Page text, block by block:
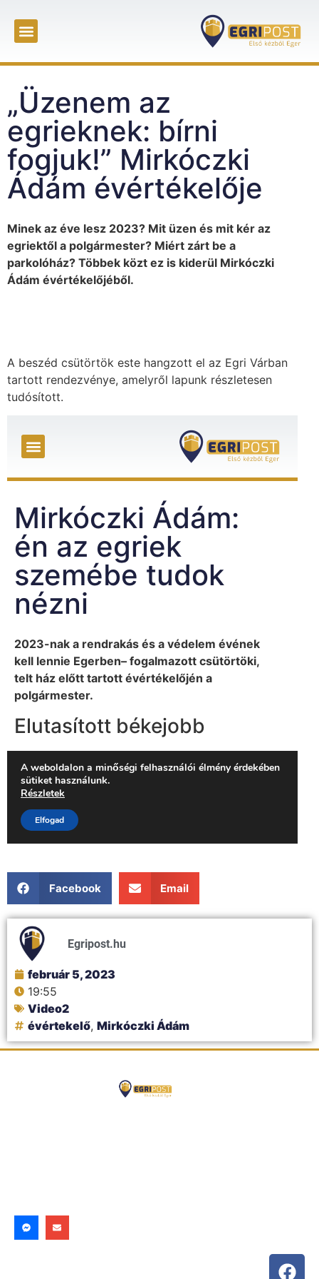
„Üzenem az
egrieknek: bírni
fogjuk!” Mirkóczki
Ádám évértékelője
Minek az éve lesz 2023? Mit üzen és mit kér az
egriektől a polgármester? Miért zárt be a
parkolóház? Többek közt ez is kiderül Mirkóczki
Ádám évértékelőjéből.
A beszéd csütörtök este hangzott el az Egri Várban
tartott rendezvénye, amelyről lapunk részletesen
tudósított.
Facebook Email
Egripost.hu
február 5, 2023
19:55
Video2
évértekelő, Mirkóczki Ádám